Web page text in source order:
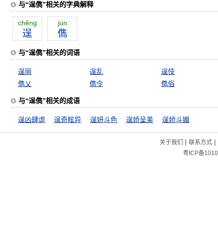
与“逞儁”相关的字典解释
chĕng
逞
jùn
儁
与“逞儁”相关的词语
逞丽 逞乱
逞伎
儁乂
儁令 儁俗
与“逞儁”相关的成语
逞凶肆虐 逞奇眩异 逞妍斗色 逞娇呈美 逞娇斗媚
关于我们 | 联系方式|
粤ICP备